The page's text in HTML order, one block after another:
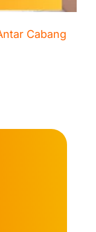
Cabang